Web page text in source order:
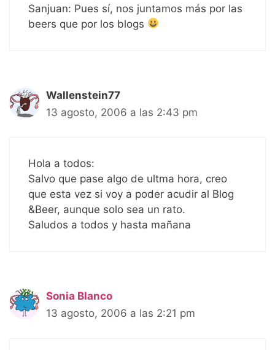
Sanjuan: Pues sí, nos juntamos más por las
beers que por los blogs
Wallenstein77
13 agosto, 2006 a las 2:43 pm
Hola a todos:
Salvo que pase algo de ultma hora, creo
que esta vez si voy a poder acudir al Blog
&Beer, aunque solo sea un rato.
Saludos a todos y hasta mañana
Sonia Blanco
13 agosto, 2006 a las 2:21 pm